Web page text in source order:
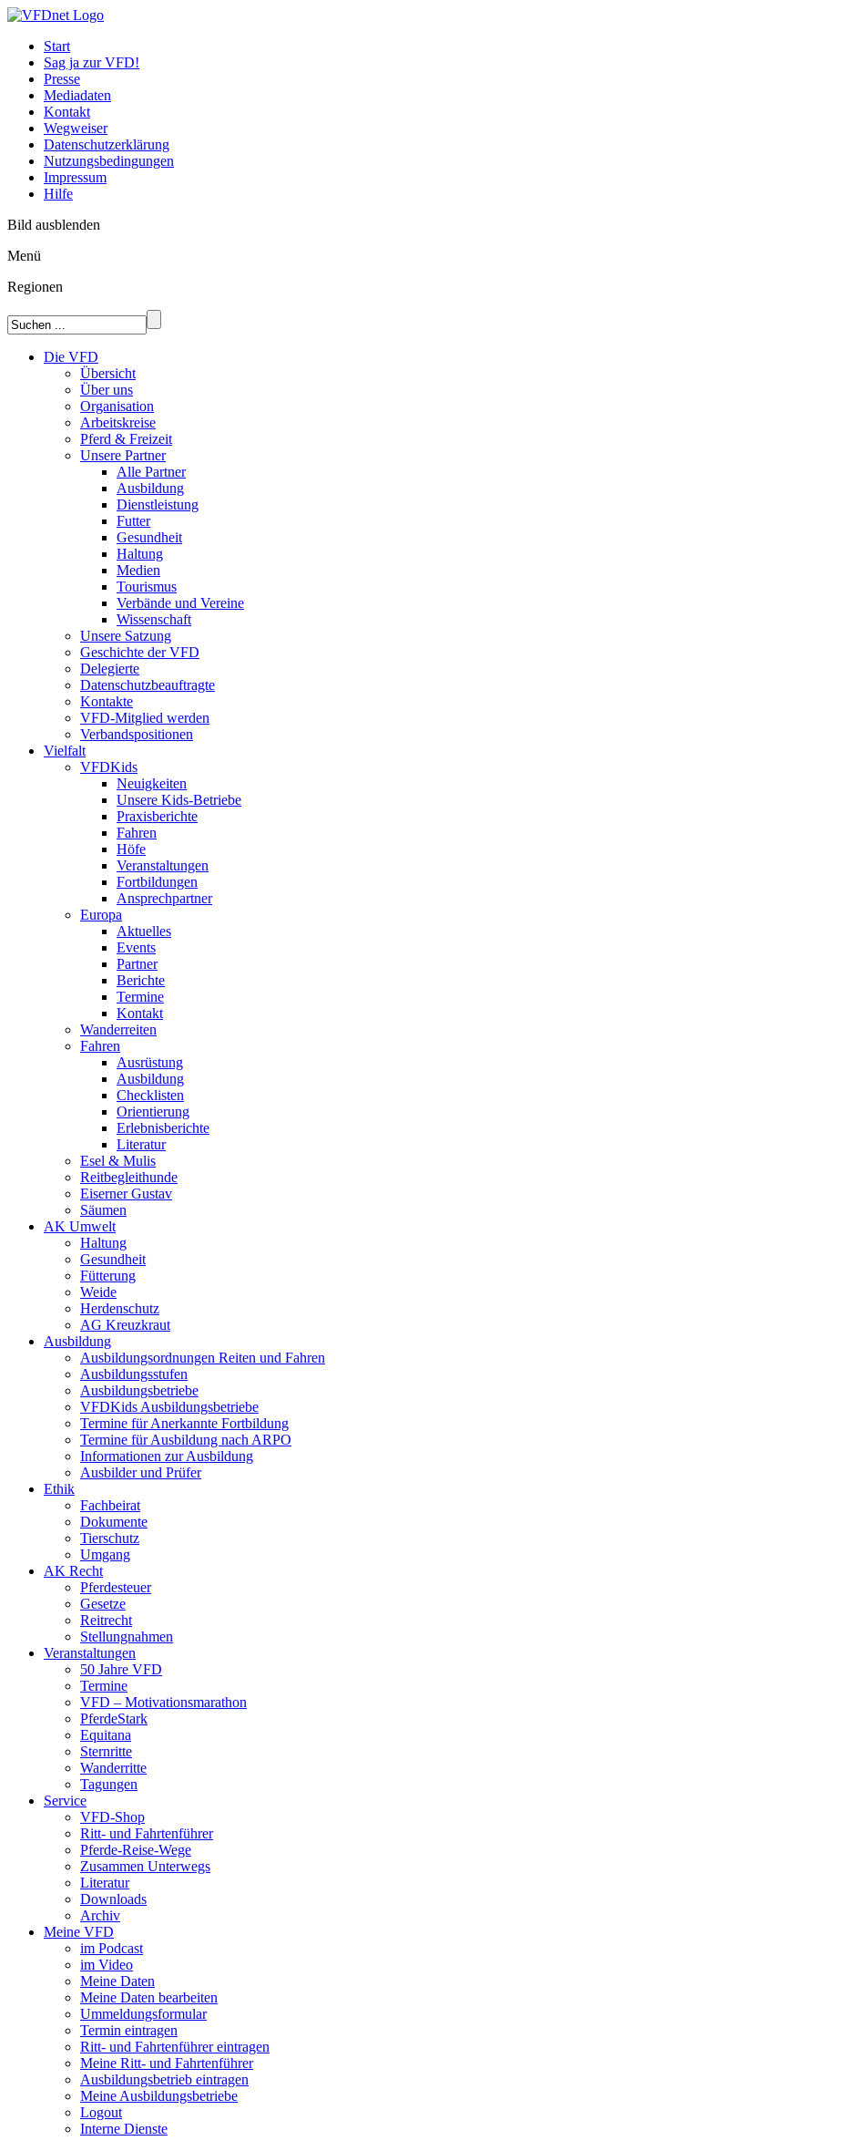
Start
Sag ja zur VFD!
Presse
Mediadaten
Kontakt
Wegweiser
Datenschutzerklärung
Nutzungsbedingungen
Impressum
Hilfe
Bild ausblenden
Menü
Regionen
Die VFD
Übersicht
Über uns
Organisation
Arbeitskreise
Pferd & Freizeit
Unsere Partner
Alle Partner
Ausbildung
Dienstleistung
Futter
Gesundheit
Haltung
Medien
Tourismus
Verbände und Vereine
Wissenschaft
Unsere Satzung
Geschichte der VFD
Delegierte
Datenschutzbeauftragte
Kontakte
VFD-Mitglied werden
Verbandspositionen
Vielfalt
VFDKids
Neuigkeiten
Unsere Kids-Betriebe
Praxisberichte
Fahren
Höfe
Veranstaltungen
Fortbildungen
Ansprechpartner
Europa
Aktuelles
Events
Partner
Berichte
Termine
Kontakt
Wanderreiten
Fahren
Ausrüstung
Ausbildung
Checklisten
Orientierung
Erlebnisberichte
Literatur
Esel & Mulis
Reitbegleithunde
Eiserner Gustav
Säumen
AK Umwelt
Haltung
Gesundheit
Fütterung
Weide
Herdenschutz
AG Kreuzkraut
Ausbildung
Ausbildungsordnungen Reiten und Fahren
Ausbildungsstufen
Ausbildungsbetriebe
VFDKids Ausbildungsbetriebe
Termine für Anerkannte Fortbildung
Termine für Ausbildung nach ARPO
Informationen zur Ausbildung
Ausbilder und Prüfer
Ethik
Fachbeirat
Dokumente
Tierschutz
Umgang
AK Recht
Pferdesteuer
Gesetze
Reitrecht
Stellungnahmen
Veranstaltungen
50 Jahre VFD
Termine
VFD – Motivationsmarathon
PferdeStark
Equitana
Sternritte
Wanderritte
Tagungen
Service
VFD-Shop
Ritt- und Fahrtenführer
Pferde-Reise-Wege
Zusammen Unterwegs
Literatur
Downloads
Archiv
Meine VFD
im Podcast
im Video
Meine Daten
Meine Daten bearbeiten
Ummeldungsformular
Termin eintragen
Ritt- und Fahrtenführer eintragen
Meine Ritt- und Fahrtenführer
Ausbildungsbetrieb eintragen
Meine Ausbildungsbetriebe
Logout
Interne Dienste